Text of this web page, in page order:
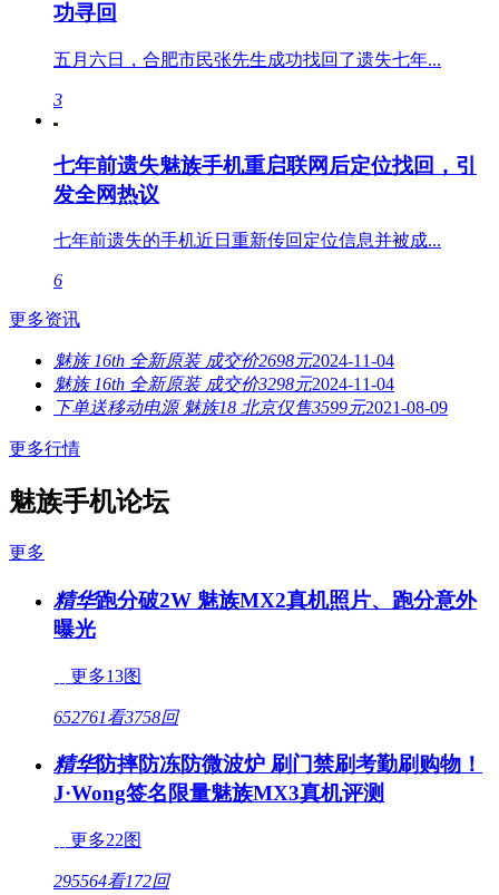
功寻回
五月六日，合肥市民张先生成功找回了遗失七年...
3
七年前遗失魅族手机重启联网后定位找回，引
发全网热议
七年前遗失的手机近日重新传回定位信息并被成...
6
更多资讯
魅族 16th 全新原装 成交价2698元2024-11-04
魅族 16th 全新原装 成交价3298元2024-11-04
下单送移动电源 魅族18 北京仅售3599元2021-08-09
更多行情
魅族手机论坛
更多
精华跑分破2W 魅族MX2真机照片、跑分意外
曝光
更多13图
652761看3758回
精华防摔防冻防微波炉 刷门禁刷考勤刷购物！
J·Wong签名限量魅族MX3真机评测
更多22图
295564看172回